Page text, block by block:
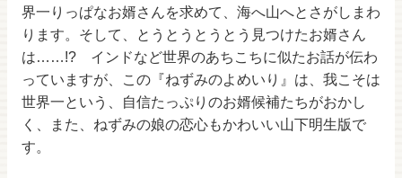
界一りっぱなお婿さんを求めて、海へ山へとさがしまわ
ります。そして、とうとうとうとう見つけたお婿さん
は……!? インドなど世界のあちこちに似たお話が伝わ
っていますが、この『ねずみのよめいり』は、我こそは
世界一という、自信たっぷりのお婿候補たちがおかし
く、また、ねずみの娘の恋心もかわいい山下明生版で
す。